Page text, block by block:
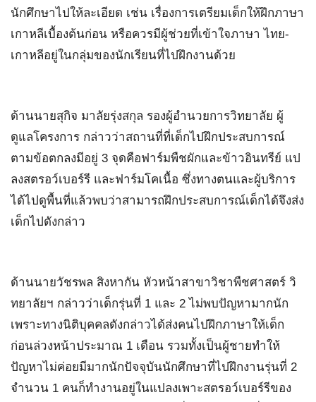
นักศึกษาไปให้ละเอียด เช่น เรื่องการเตรียมเด็กให้ฝึกภาษา
เกาหลีเบื้องต้นก่อน หรือควรมีผู้ช่วยที่เข้าใจภาษา ไทย-
เกาหลีอยู่ในกลุ่มของนักเรียนที่ไปฝึกงานด้วย
ด้านนายสุกิจ มาลัยรุ่งสกุล รองผู้อำนวยการวิทยาลัย ผู้
ดูแลโครงการ กล่าวว่าสถานที่ที่เด็กไปฝึกประสบการณ์
ตามข้อตกลงมีอยู่ 3 จุดคือฟาร์มพืชผักและข้าวอินทรีย์ แป
ลงสตรอว์เบอร์รี และฟาร์มโคเนื้อ ซึ่งทางตนและผู้บริการ
ได้ไปดูพื้นที่แล้วพบว่าสามารถฝึกประสบการณ์เด็กได้จึงส่ง
เด็กไปดังกล่าว
ด้านนายวัชรพล สิงหากัน หัวหน้าสาขาวิชาพืชศาสตร์ วิ
ทยาลัยฯ กล่าวว่าเด็กรุ่นที่ 1 และ 2 ไม่พบปัญหามากนัก
เพราะทางนิติบุคคลดังกล่าวได้ส่งคนไปฝึกภาษาให้เด็ก
ก่อนล่วงหน้าประมาณ 1 เดือน รวมทั้งเป็นผู้ชายทำให้
ปัญหาไม่ค่อยมีมากนักปัจจุบันนักศึกษาที่ไปฝึกงานรุ่นที่ 2
จำนวน 1 คนก็ทำงานอยู่ในแปลงเพาะสตรอว์เบอร์รีของ